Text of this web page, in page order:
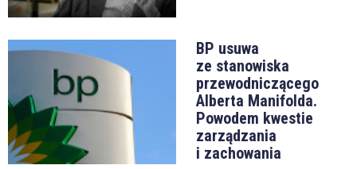
BP usuwa
ze stanowiska
przewodniczącego
Alberta Manifolda.
Powodem kwestie
zarządzania
i zachowania